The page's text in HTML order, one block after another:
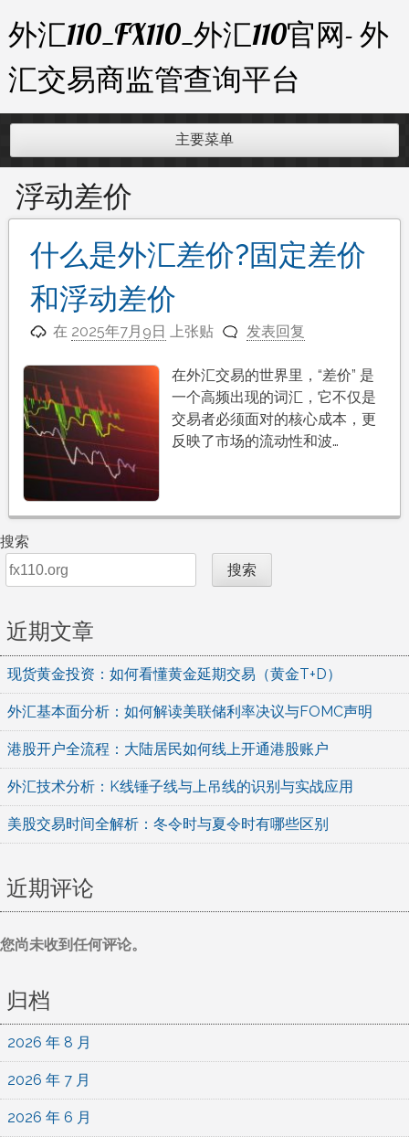
至
内
容
外汇110_FX110_外汇110官网- 外
汇交易商监管查询平台
主要菜单
浮动差价
什么是外汇差价?固定差价
和浮动差价
在 2025年7月9日 上张贴 发表回复
在外汇交易的世界里，“差价” 是
一个高频出现的词汇，它不仅是
交易者必须面对的核心成本，更
反映了市场的流动性和波…
搜索
搜索
近期文章
现货黄金投资：如何看懂黄金延期交易（黄金T+D）
外汇基本面分析：如何解读美联储利率决议与FOMC声明
港股开户全流程：大陆居民如何线上开通港股账户
外汇技术分析：K线锤子线与上吊线的识别与实战应用
美股交易时间全解析：冬令时与夏令时有哪些区别
近期评论
您尚未收到任何评论。
归档
2026 年 8 月
2026 年 7 月
2026 年 6 月